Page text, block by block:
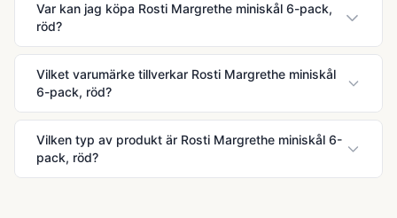
Var kan jag köpa Rosti Margrethe miniskål 6-pack,
röd?
Vilket varumärke tillverkar Rosti Margrethe miniskål
6-pack, röd?
Vilken typ av produkt är Rosti Margrethe miniskål 6-
pack, röd?